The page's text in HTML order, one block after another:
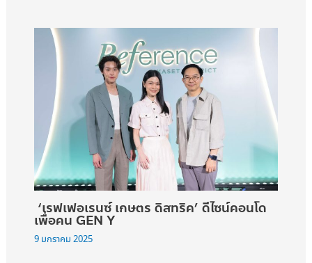
‘เรฟเฟอเรนซ์ เกษตร ดิสทริค’ ดีไซน์คอนโด
เพื่อคน GEN Y
9 มกราคม 2025